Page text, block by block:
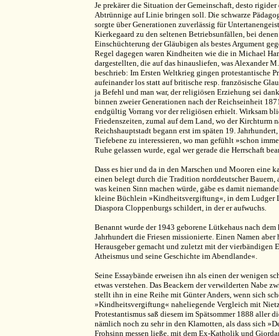
Je prekärer die Situation der Gemeinschaft, desto
Abtrünnige auf Linie bringen soll. Die schwarze
sorgte über Generationen zuverlässig für
Kierkegaard zu den seltenen Betriebsunfällen, bei
Einschüchterung der Gläubigen als bestes Argument
Regel dagegen waren Kindheiten wie die in Michael
dargestellten, die auf das hinausliefen, was Alexander
beschrieb: Im Ersten Weltkrieg gingen protestantische
aufeinander los statt auf britische resp. französische
ja Befehl und man war, der religiösen Erziehung sei
binnen zweier Generationen nach der Reichseinheit
endgültig Vorrang vor der religiösen erhielt. Wirksam
Friedenszeiten, zumal auf dem Land, wo der Kirchturm
Reichshauptstadt begann erst im späten 19.
Tiefebene zu interessieren, wo man gefühlt »schon
Ruhe gelassen wurde, egal wer gerade die Herrschaft
Dass es hier und da in den Marschen und Mooren eine
einen belegt durch die Tradition norddeutscher Bauern,
was keinen Sinn machen würde, gäbe es damit
kleine Büchlein »Kindheitsvergiftung«, in dem Ludger
Diaspora Cloppenburgs schildert, in der er aufwuchs.
Benannt wurde der 1943 geborene Lütkehaus nach
Jahrhundert die Friesen missionierte. Einen Namen aber
Herausgeber gemacht und zuletzt mit der vierbändigen
Atheismus und seine Geschichte im Abendlande«.
Seine Essaybände erweisen ihn als einen der wenigen
etwas verstehen. Das Beackern der verwilderten Nabe
stellt ihn in eine Reihe mit Günter Anders, wenn sich
»Kindheitsvergiftung« naheliegende Vergleich mit
Protestantismus saß diesem im Spätsommer 1888 aller
nämlich noch zu sehr in den Klamotten, als dass sich
Frohsinn messen ließe, mit dem Ex-Katholik und